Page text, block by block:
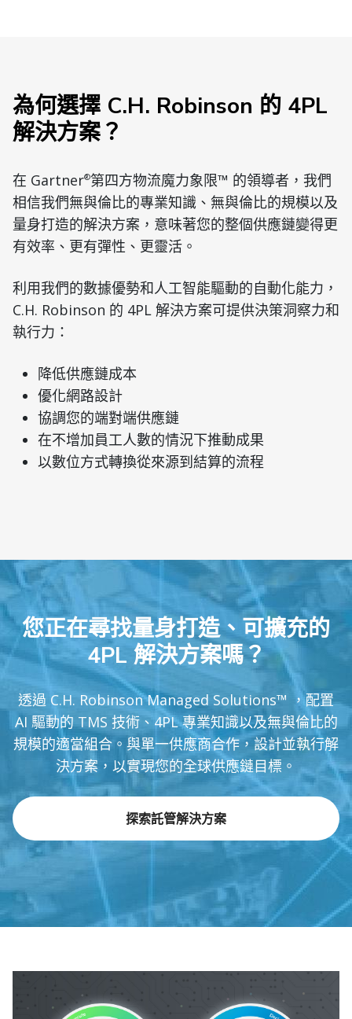
為何選擇 C.H. Robinson 的 4PL
解決方案？
在 Gartner®第四方物流魔力象限™ 的領導者，我們
相信我們無與倫比的專業知識、無與倫比的規模以及
量身打造的解決方案，意味著您的整個供應鏈變得更
有效率、更有彈性、更靈活。
利用我們的數據優勢和人工智能驅動的自動化能力，
C.H. Robinson 的 4PL 解決方案可提供決策洞察力和
執行力：
降低供應鏈成本
優化網路設計
協調您的端對端供應鏈
在不增加員工人數的情況下推動成果
以數位方式轉換從來源到結算的流程
您正在尋找量身打造、可擴充的
4PL 解決方案嗎？
透過 C.H. Robinson Managed Solutions™ ，配置
AI 驅動的 TMS 技術、4PL 專業知識以及無與倫比的
規模的適當組合。與單一供應商合作，設計並執行解
決方案，以實現您的全球供應鏈目標。
探索託管解決方案